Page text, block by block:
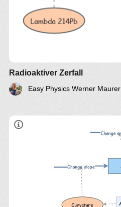
Radioaktiver Zerfall
Easy Physics Werner Maurer